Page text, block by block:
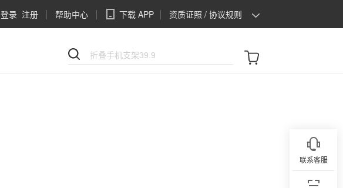
登录 注册 帮助中心 下载 APP 资质证照 / 协议规则
联系客服